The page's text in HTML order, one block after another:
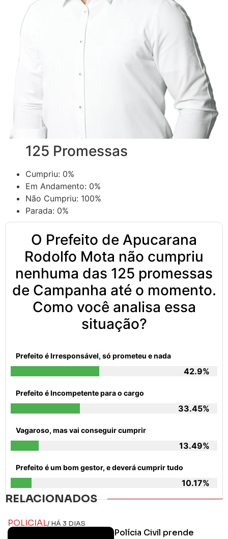
125 Promessas
Cumpriu: 0%
Em Andamento: 0%
Não Cumpriu: 100%
Parada: 0%
O Prefeito de Apucarana
Rodolfo Mota não cumpriu
nenhuma das 125 promessas
de Campanha até o momento.
Como você analisa essa
situação?
Prefeito é Irresponsável, só prometeu e nada
42.9%
Prefeito é Incompetente para o cargo
33.45%
Vagaroso, mas vai conseguir cumprir
13.49%
Prefeito é um bom gestor, e deverá cumprir tudo
10.17%
RELACIONADOS
POLICIAL/ HÁ 3 DIAS
Polícia Civil prende